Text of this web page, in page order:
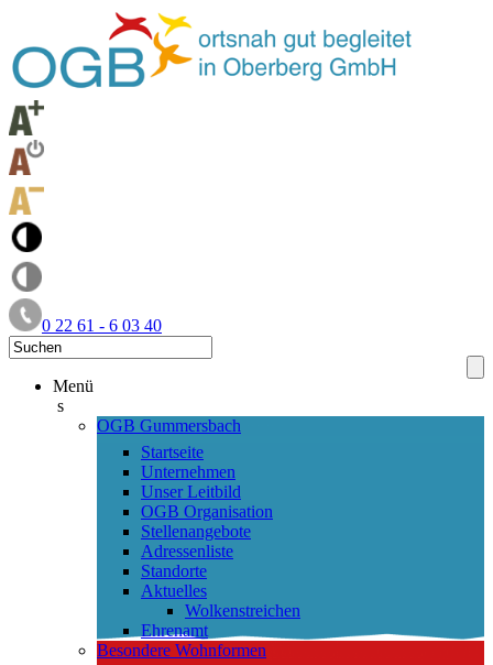
0 22 61 - 6 03 40
Menü
s
OGB Gummersbach
Startseite
Unternehmen
Unser Leitbild
OGB Organisation
Stellenangebote
Adressenliste
Standorte
Aktuelles
Wolkenstreichen
Ehrenamt
Besondere Wohnformen